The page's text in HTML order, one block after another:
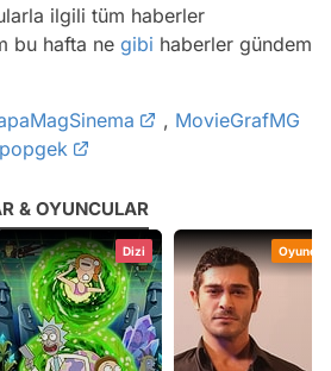
ilgili tüm haberler
bu hafta ne gibi haberler gündem
, MovieGrafMG
popgek
& OYUNCULAR
Dizi Oyuncu